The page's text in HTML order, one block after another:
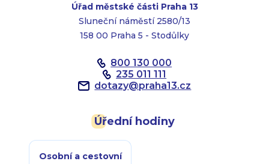
Úřad městské části Praha 13
Sluneční náměstí 2580/13
158 00 Praha 5 - Stodůlky
800 130 000
235 011 111
dotazy@praha13.cz
Úřední hodiny
Osobní a cestovní